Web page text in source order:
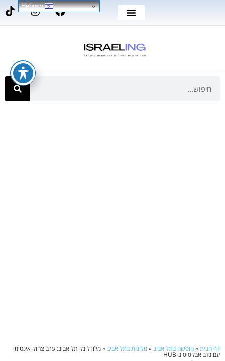
דף הבית»חופשה בתל אביב»מלונות בתל אביב»מלון לינק תל אביב: ערב צחוק אינטימי
עם נדב אבקסיס ב-HUB
Hebrew